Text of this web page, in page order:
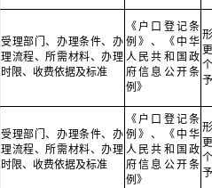
受理部门、办理条件、办
理流程、所需材料、办理
时限、收费依据及标准
《户口登记条
例》、《中华
人民共和国政
府信息公开条
例》
受理部门、办理条件、办
理流程、所需材料、办理
时限、收费依据及标准
《户口登记条
例》、《中华
人民共和国政
府信息公开条
例》